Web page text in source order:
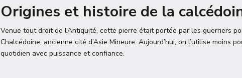
Origines et histoire de la
Venue tout droit de l’Antiquité, cette pierre était portée par les guerriers
Chalcédoine, ancienne cité d’Asie Mineure. Aujourd’hui, on l’utilise
quotidien avec puissance et confiance.